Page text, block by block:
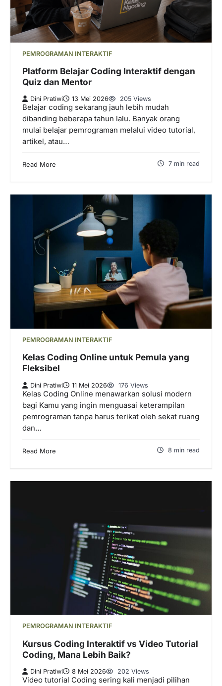
PEMROGRAMAN INTERAKTIF
Platform Belajar Coding Interaktif dengan
Quiz dan Mentor
Dini Pratiwi 13 Mei 2026 205 Views
Belajar coding sekarang jauh lebih mudah
dibanding beberapa tahun lalu. Banyak orang
mulai belajar pemrograman melalui video tutorial,
artikel, atau…
Read More 7 min read
PEMROGRAMAN INTERAKTIF
Kelas Coding Online untuk Pemula yang
Fleksibel
Dini Pratiwi 11 Mei 2026 176 Views
Kelas Coding Online menawarkan solusi modern
bagi Kamu yang ingin menguasai keterampilan
pemrograman tanpa harus terikat oleh sekat ruang
dan…
Read More 8 min read
PEMROGRAMAN INTERAKTIF
Kursus Coding Interaktif vs Video Tutorial
Coding, Mana Lebih Baik?
Dini Pratiwi 8 Mei 2026 202 Views
Video tutorial Coding sering kali menjadi pilihan